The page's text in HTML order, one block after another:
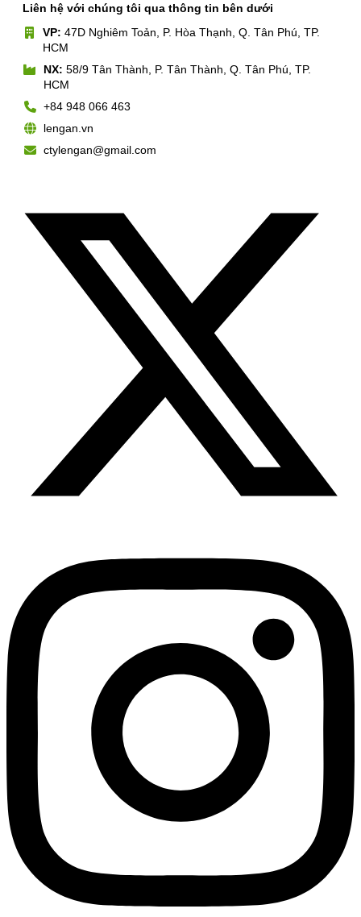
Liên hệ với chúng tôi qua thông tin bên dưới
VP: 47D Nghiêm Toản, P. Hòa Thạnh, Q. Tân Phú, TP.
HCM
NX: 58/9 Tân Thành, P. Tân Thành, Q. Tân Phú, TP.
HCM
+84 948 066 463
lengan.vn
ctylengan@gmail.com